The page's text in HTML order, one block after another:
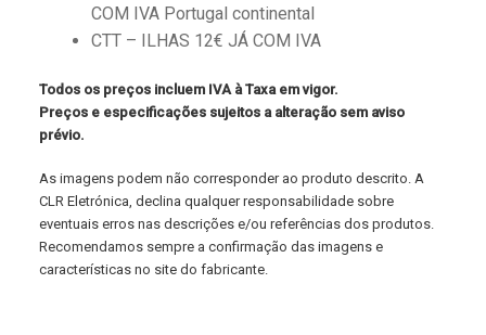
COM IVA Portugal continental
CTT – ILHAS 12€ JÁ COM IVA
Todos os preços incluem IVA à Taxa em vigor.
Preços e especificações sujeitos a alteração sem aviso
prévio.
As imagens podem não corresponder ao produto descrito. A
CLR Eletrónica, declina qualquer responsabilidade sobre
eventuais erros nas descrições e/ou referências dos produtos.
Recomendamos sempre a confirmação das imagens e
características no site do fabricante.